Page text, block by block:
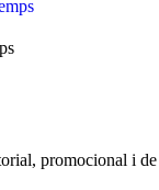
promocional i de